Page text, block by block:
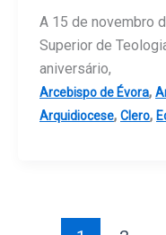
A 15 de novembro
Superior de
aniversário,
Arcebispo de Évora,
Arquidiocese, Clero,